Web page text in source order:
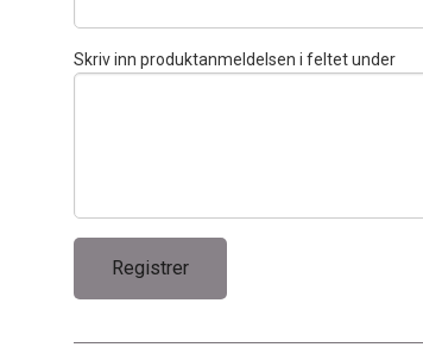
Skriv inn produktanmeldelsen i feltet under